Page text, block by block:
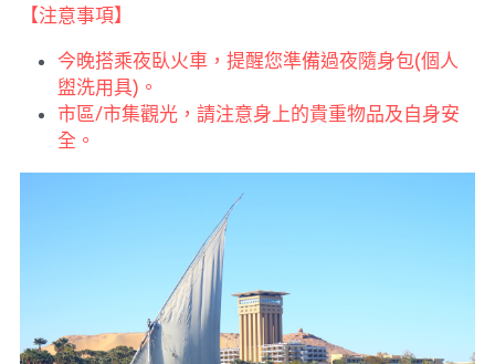
【注意事項】
今晚搭乘夜臥火車，提醒您準備過夜隨身包(個人
盥洗用具)。
市區/市集觀光，請注意身上的貴重物品及自身安
全。